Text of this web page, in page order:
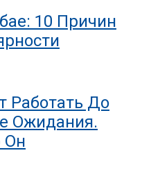
10 Причин
Работать До
Ожидания.
Он